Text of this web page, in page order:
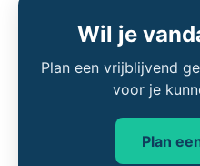
Wil je
Plan een vrijblijvend
voor je
Plan